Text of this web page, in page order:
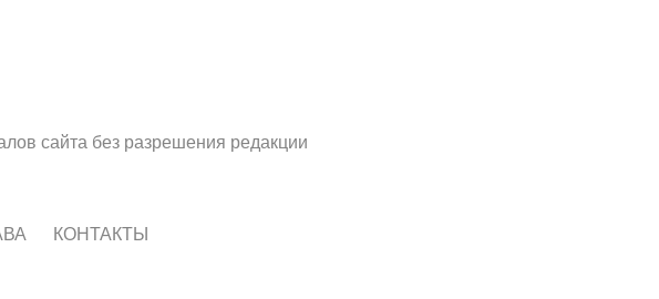
сайта без разрешения редакции
КОНТАКТЫ